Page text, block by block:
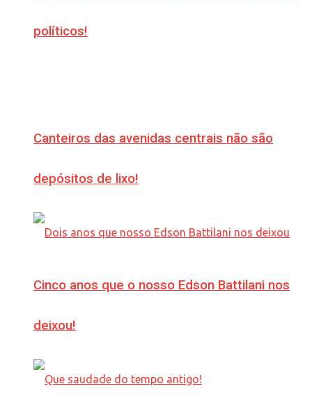
políticos!
Canteiros das avenidas centrais não são
depósitos de lixo!
Cinco anos que o nosso Edson Battilani nos
deixou!